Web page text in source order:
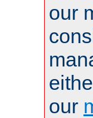
our
our